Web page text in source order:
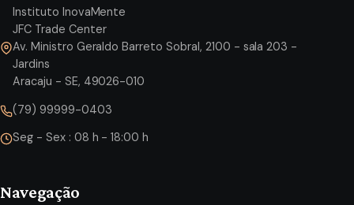
Instituto InovaMente
JFC Trade Center
Av. Ministro Geraldo Barreto Sobral, 2100 - sala 203 -
Jardins
Aracaju - SE, 49026-010
(79) 99999-0403
Seg - Sex : 08 h - 18:00 h
Navegação